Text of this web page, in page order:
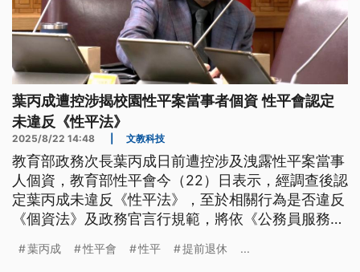
葉丙成遭控涉揭校園性平案當事者個資 性平會認定
未違反《性平法》
2025/8/22 14:48 文教科技
教育部政務次長葉丙成日前遭控涉及洩露性平案當事
人個資，教育部性平會今（22）日表示，經調查後認
定葉丙成未違反《性平法》，至於相關行為是否違反
《個資法》及政務官言行規範，將依《公務員服務
轉聲明，稱已向教育部長鄭英耀請辭。
葉丙成 性平會 性平 提前退休 ...